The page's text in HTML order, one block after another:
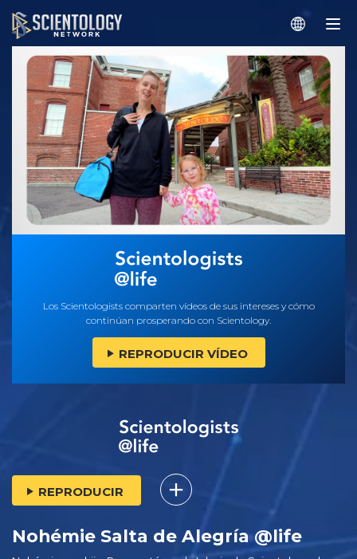
Los Scientologists comparten vídeos de sus intereses y cómo
continúan prosperando con Scientology.
REPRODUCIR VÍDEO
REPRODUCIR
Nohémie Salta de Alegría @life